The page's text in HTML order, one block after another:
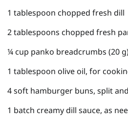
1 tablespoon chopped fresh dill
2 tablespoons chopped fresh
¼ cup panko breadcrumbs (20
1 tablespoon olive oil, for
4 soft hamburger buns, split
1 batch creamy dill sauce, as